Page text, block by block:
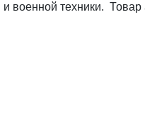
военной техники. Товар